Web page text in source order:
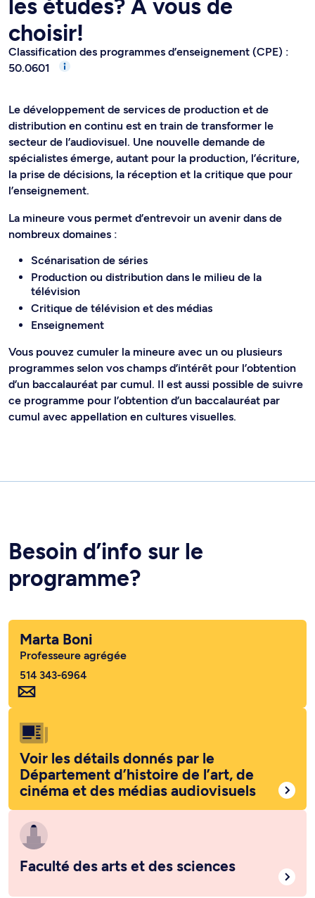
les études? À vous de
choisir!
Classification des programmes d’enseignement (CPE) :
50.0601
Le développement de services de production et de
distribution en continu est en train de transformer le
secteur de l’audiovisuel. Une nouvelle demande de
spécialistes émerge, autant pour la production, l’écriture,
la prise de décisions, la réception et la critique que pour
l’enseignement.
La mineure vous permet d’entrevoir un avenir dans de
nombreux domaines :
Scénarisation de séries
Production ou distribution dans le milieu de la
télévision
Critique de télévision et des médias
Enseignement
Vous pouvez cumuler la mineure avec un ou plusieurs
programmes selon vos champs d’intérêt pour l’obtention
d’un baccalauréat par cumul. Il est aussi possible de suivre
ce programme pour l’obtention d’un baccalauréat par
cumul avec appellation en cultures visuelles.
Besoin d’info sur le
programme?
Marta Boni
Professeure agrégée
514 343-6964
Voir les détails donnés par le
Département d’histoire de l’art, de
cinéma et des médias audiovisuels
Faculté des arts et des sciences